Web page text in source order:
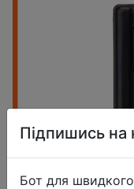
Підпишись на
Бот для